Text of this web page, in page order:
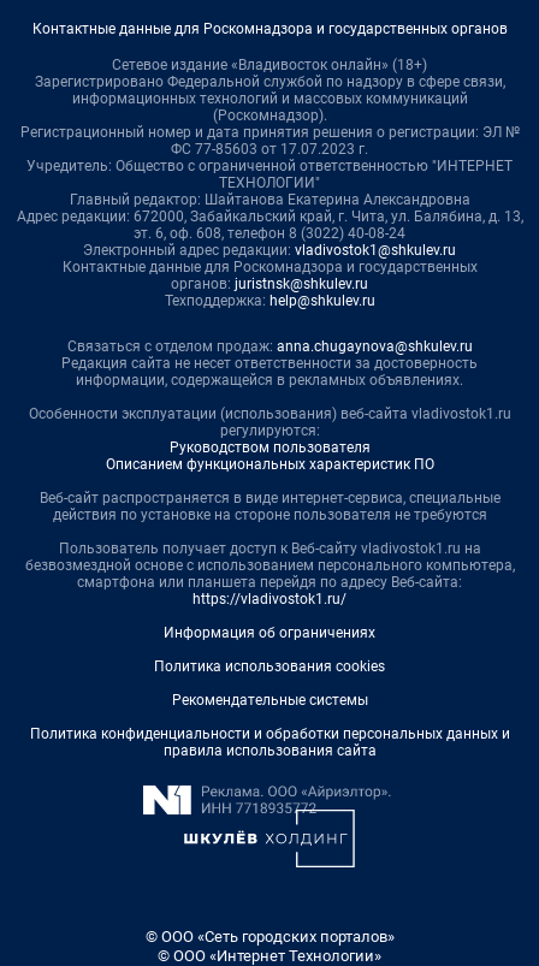
Контактные данные для Роскомнадзора и государственных органов
Сетевое издание «Владивосток онлайн» (18+)
Зарегистрировано Федеральной службой по надзору в сфере связи,
информационных технологий и массовых коммуникаций
(Роскомнадзор).
Регистрационный номер и дата принятия решения о регистрации: ЭЛ №
ФС 77-85603 от 17.07.2023 г.
Учредитель: Общество с ограниченной ответственностью "ИНТЕРНЕТ
ТЕХНОЛОГИИ"
Главный редактор: Шайтанова Екатерина Александровна
Адрес редакции: 672000, Забайкальский край, г. Чита, ул. Балябина, д. 13,
эт. 6, оф. 608, телефон 8 (3022) 40-08-24
Электронный адрес редакции: vladivostok1@shkulev.ru
Контактные данные для Роскомнадзора и государственных
органов: juristnsk@shkulev.ru
Техподдержка: help@shkulev.ru
Связаться с отделом продаж: anna.chugaynova@shkulev.ru
Редакция сайта не несет ответственности за достоверность
информации, содержащейся в рекламных объявлениях.
Особенности эксплуатации (использования) веб-сайта vladivostok1.ru
регулируются:
Руководством пользователя
Описанием функциональных характеристик ПО
Веб-сайт распространяется в виде интернет-сервиса, специальные
действия по установке на стороне пользователя не требуются
Пользователь получает доступ к Веб-сайту vladivostok1.ru на
безвозмездной основе с использованием персонального компьютера,
смартфона или планшета перейдя по адресу Веб-сайта:
https://vladivostok1.ru/
Информация об ограничениях
Политика использования cookies
Рекомендательные системы
Политика конфиденциальности и обработки персональных данных и
правила использования сайта
© ООО «Сеть городских порталов»
© ООО «Интернет Технологии»